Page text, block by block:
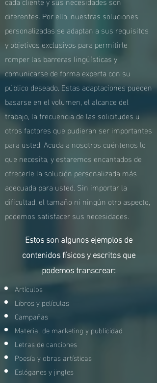
diferentes. Por ello, nuestras soluciones
personalizadas se adaptan a sus requisitos
y objetivos exclusivos para permitirle
romper las barreras lingüísticas y
comunicarse de forma experta con su
público deseado. Estas adaptaciones pueden
basarse en el volumen, el alcance del
trabajo, la frecuencia de las solicitudes u
otros factores que pudieran ser importantes
para usted. Acuda a nosotros cuéntenos lo
que necesita, y estaremos encantados de
ofrecerle la solución personalizada más
adecuada para usted. Sin importar la
dificultad, el tamaño ni ningún otro aspecto,
podemos satisfacer sus necesidades.
Estos son algunos ejemplos de
contenidos físicos y escritos que
podemos transcrear:
Artículos
Libros y películas
Campañas
Material de marketing y publicidad
Letras de canciones
Poesía y obras artísticas
Eslóganes y jingles